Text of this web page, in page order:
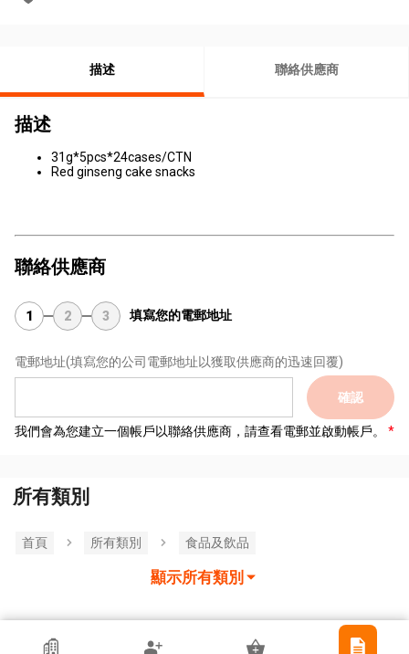
描述 聯絡供應商
描述
31g*5pcs*24cases/CTN
Red ginseng cake snacks
聯絡供應商
1 2 3 填寫您的電郵地址
電郵地址(填寫您的公司電郵地址以獲取供應商的迅速回覆)
確認
我們會為您建立一個帳戶以聯絡供應商，請查看電郵並啟動帳戶。
所有類別
首頁 所有類別 食品及飲品
顯示所有類別